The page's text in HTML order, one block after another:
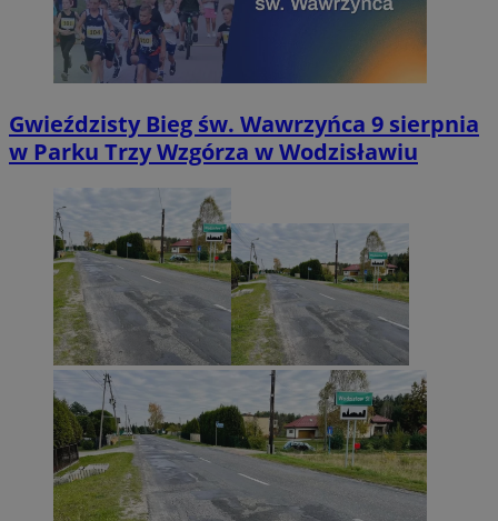
Gwieździsty Bieg św. Wawrzyńca 9 sierpnia
w Parku Trzy Wzgórza w Wodzisławiu